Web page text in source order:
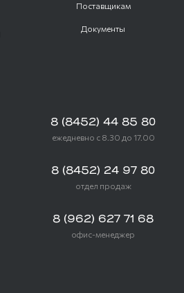
Поставщикам
Документы
8 (8452) 44 85 80
ежедневно с 8.30 до 17.00
8 (8452) 24 97 80
отдел продаж
8 (962) 627 71 68
офис-менеджер